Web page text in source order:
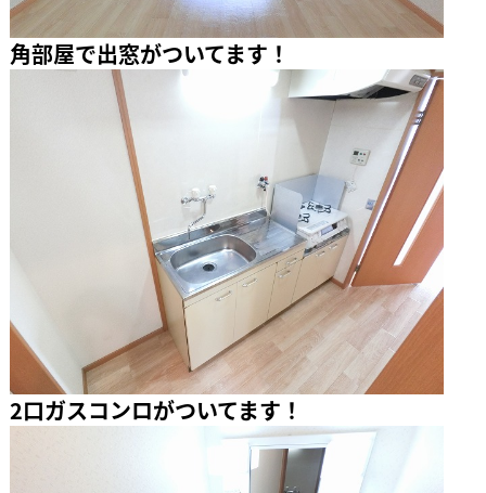
角部屋で出窓がついてます！
2口ガスコンロがついてます！